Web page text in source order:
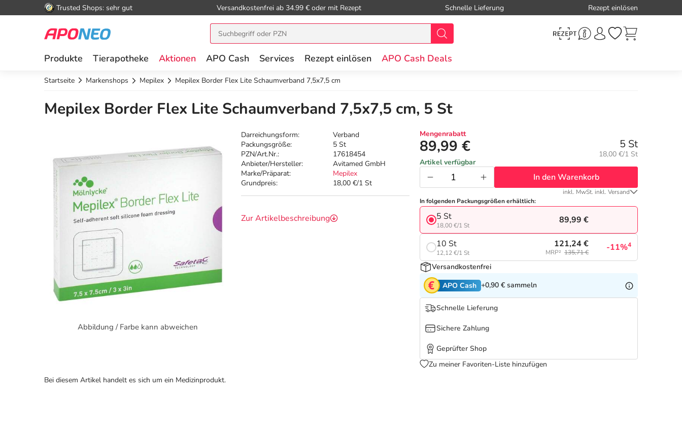
Trusted Shops: sehr gut Versandkostenfrei ab 34.99 € oder mit Rezept Schnelle Lieferung Rezept einlösen
Produkte Tierapotheke Aktionen APO Cash Services Rezept einlösen APO Cash Deals
Startseite Markenshops Mepilex Mepilex Border Flex Lite Schaumverband 7,5x7,5 cm
Mepilex Border Flex Lite Schaumverband 7,5x7,5 cm, 5 St
Abbildung / Farbe kann abweichen
Darreichungsform:
Verband
Packungsgröße:
5 St
PZN/Art.Nr.:
17618454
Anbieter/Hersteller:
Avitamed GmbH
Marke/Präparat:
Mepilex
Grundpreis:
18,00 €/1 St
Zur Artikelbeschreibung
Mengenrabatt
89,99 € 5 St
Grundpreis:
18,00 €/1 St
Artikel verfügbar
In den Warenkorb
inkl. MwSt. inkl. Versand
In folgenden Packungsgrößen erhältlich:
5 St
18,00 €/1 St
89,99 €
10 St
12,12 €/1 St
121,24 €
MRP² 135,71 € -11%4
Versandkostenfrei
APO Cash +0,90 € sammeln
Schnelle Lieferung
Sichere Zahlung
Geprüfter Shop
Zu meiner Favoriten-Liste hinzufügen
Bei diesem Artikel handelt es sich um ein Medizinprodukt.